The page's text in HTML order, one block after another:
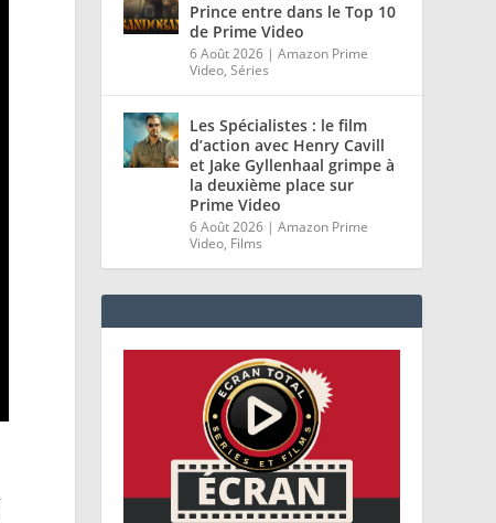
Prince entre dans le Top 10
de Prime Video
6 Août 2026 |Amazon Prime
Video,Séries
Les Spécialistes : le film
d’action avec Henry Cavill
et Jake Gyllenhaal grimpe à
la deuxième place sur
Prime Video
6 Août 2026 |Amazon Prime
Video, Films